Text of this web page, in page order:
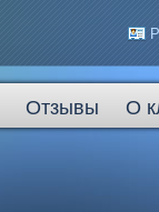
Отзывы
О